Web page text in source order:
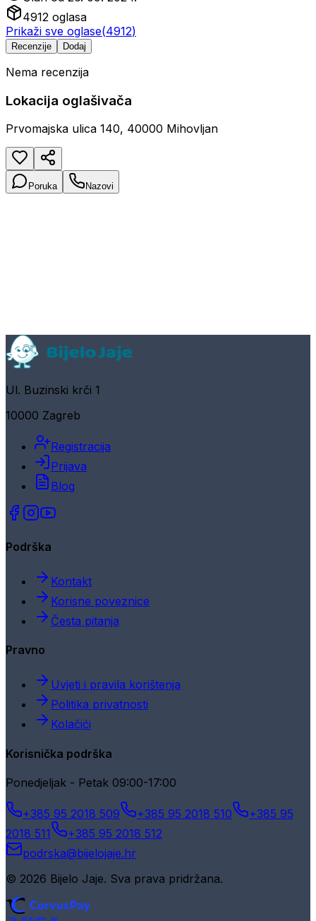
4912 oglasa
Prikaži sve oglase(4912)
Recenzije Dodaj
Nema recenzija
Lokacija oglašivača
Prvomajska ulica 140, 40000 Mihovljan
Poruka Nazovi
Ul. Buzinski krči 1
10000 Zagreb
Registracija
Prijava
Blog
Podrška
Kontakt
Korisne poveznice
Česta pitanja
Pravno
Uvjeti i pravila korištenja
Politika privatnosti
Kolačići
Korisnička podrška
Ponedjeljak - Petak 09:00-17:00
+385 95 2018 509 +385 95 2018 510
+385 95
2018 511
+385 95 2018 512
podrska@bijelojaje.hr
© 2026 Bijelo Jaje. Sva prava pridržana.